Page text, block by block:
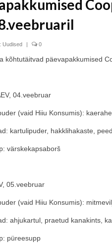
Uudised | 0
kõhtutäitvad päevapakkumised
04.veebruar
(vaid Hiiu Konsumis):
kartulipuder, hakklihakaste,
värskekapsaborš
05.veebruar
(vaid Hiiu Konsumis):
ahjukartul, praetud kanakints,
püreesupp